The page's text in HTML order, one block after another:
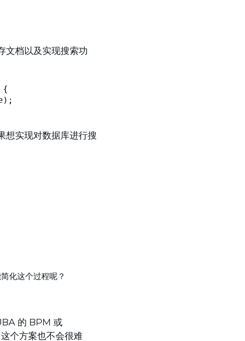
文档以及实现搜索功
{
;
实现对数据库进行搜
化这个过程呢？
的 BPM 或
个方案也不会很难